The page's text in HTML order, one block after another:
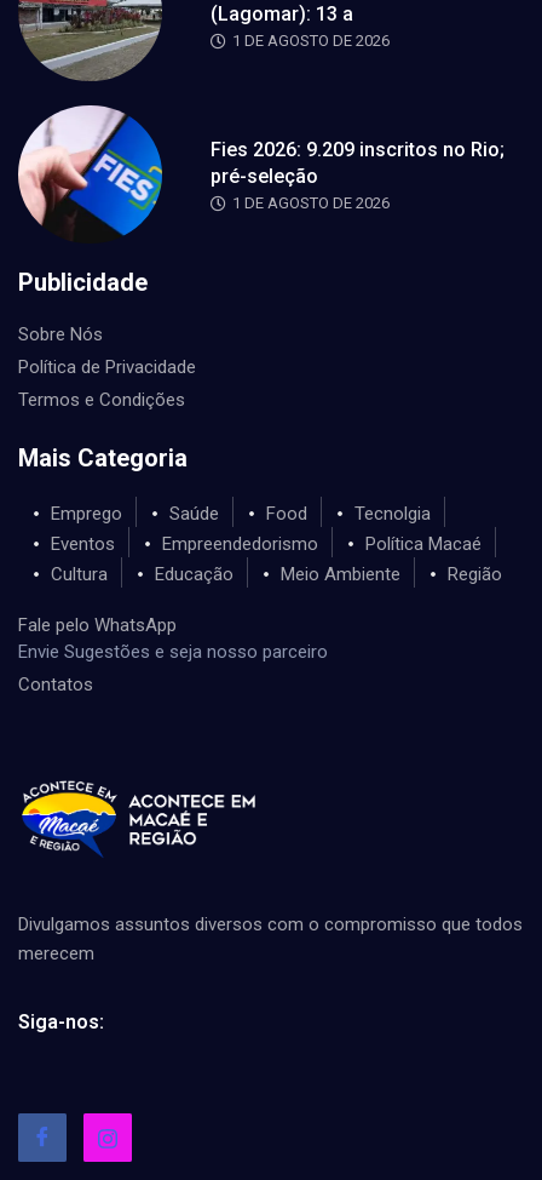
(Lagomar): 13 a
1 DE AGOSTO DE 2026
Fies 2026: 9.209 inscritos no Rio;
pré-seleção
1 DE AGOSTO DE 2026
Publicidade
Sobre Nós
Política de Privacidade
Termos e Condições
Mais Categoria
Emprego Saúde Food
Tecnolgia
Eventos
Empreendedorismo
Política Macaé
Cultura
Educação Meio Ambiente Região
Fale pelo WhatsApp
Envie Sugestões e seja nosso parceiro
Contatos
Divulgamos assuntos diversos com o compromisso que todos
merecem
Siga-nos: